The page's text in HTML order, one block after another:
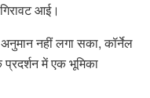
आई।
नहीं लगा सका, कॉर्नेल
प्रदर्शन में एक भूमिका